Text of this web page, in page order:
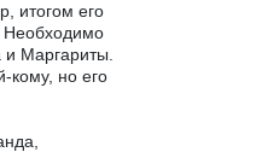
итогом его
Необходимо
Маргариты.
кому, но его